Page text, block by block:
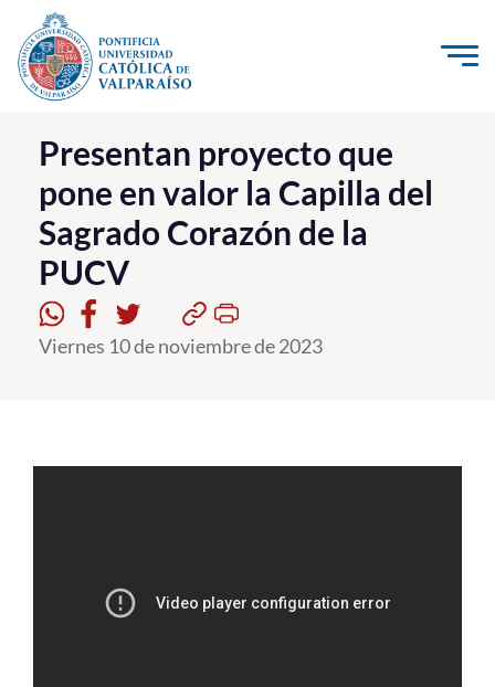
Click acá para ir directamente al contenido
La Universidad
Investigación, Creación e Innovación
PUCV Internacional
Vinculación con el Medio
Admisión
Académicos
Presentan proyecto que
pone en valor la Capilla del
Sagrado Corazón de la
PUCV
Viernes 10 de noviembre de 2023